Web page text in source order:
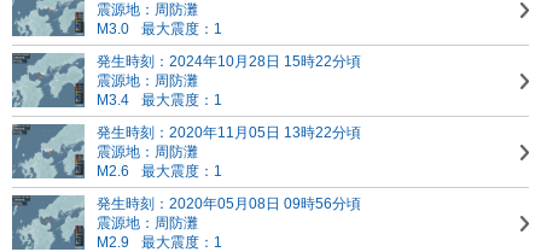
震源地：周防灘
M3.0
最大震度：1
発生時刻：2024年10月28日 15時22分頃
震源地：周防灘
M3.4
最大震度：1
発生時刻：2020年11月05日 13時22分頃
震源地：周防灘
M2.6
最大震度：1
発生時刻：2020年05月08日 09時56分頃
震源地：周防灘
M2.9
最大震度：1